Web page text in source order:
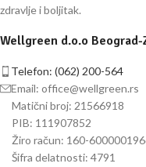
zdravlje i boljitak.
Wellgreen d.o.o Beograd-
Telefon: (062) 200-564
Email: office@wellgreen.rs
Matični broj: 21566918
PIB: 111907852
Žiro račun: 160-
Šifra delatnosti: 4791